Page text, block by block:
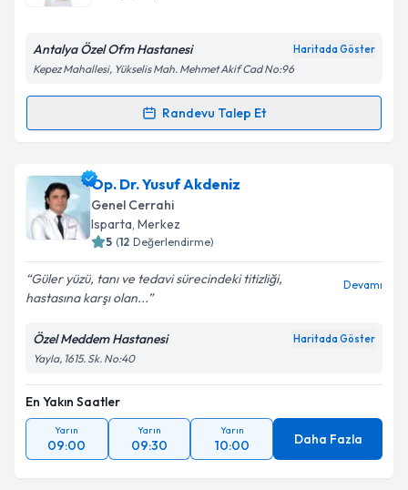
Antalya Özel Ofm Hastanesi Haritada Göster
Kepez Mahallesi, Yükselis Mah. Mehmet Akif Cad No:96
Randevu Talep Et
Randevu Takvimi Talebi
Op. Dr. Direnç Yiğitiçin randevu takvimi talebi
oluşturun. Size bu uzmandan randevu almanız için bir
takvim hazırlandığında e-posta ile bilgilendireceğiz.
Kişisel verilerimin işlenmesine ilişkin
Aydınlatma
Metni'ni okudum ve kişisel verilerimin belirtilen
kapsamda işlenmesini kabul ediyorum.
Takvim Talebini Gönder
Op. Dr. Yusuf Akdeniz
Genel Cerrahi
Isparta, Merkez
5 (12 Değerlendirme)
Güler yüzü, tanı ve tedavi sürecindeki titizliği,
hastasına karşı olan...
Devamı
Özel Meddem Hastanesi Haritada Göster
Yayla, 1615. Sk. No:40
En Yakın Saatler
Yarın
09:00
Yarın
09:30
Yarın
10:00 Daha Fazla